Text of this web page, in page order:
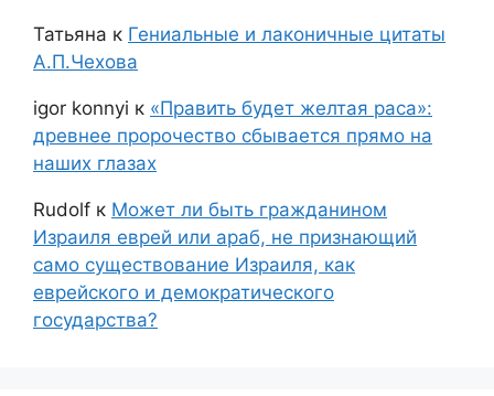
Татьяна к Гениальные и лаконичные цитаты
А.П.Чехова
igor konnyi к «Править будет желтая раса»:
древнее пророчество сбывается прямо на
наших глазах
Rudolf к Может ли быть гражданином
Израиля еврей или араб, не признающий
само существование Израиля, как
еврейского и демократического
государства?